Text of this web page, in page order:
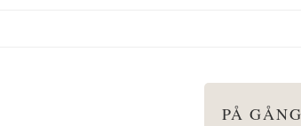
PÅ GÅNG